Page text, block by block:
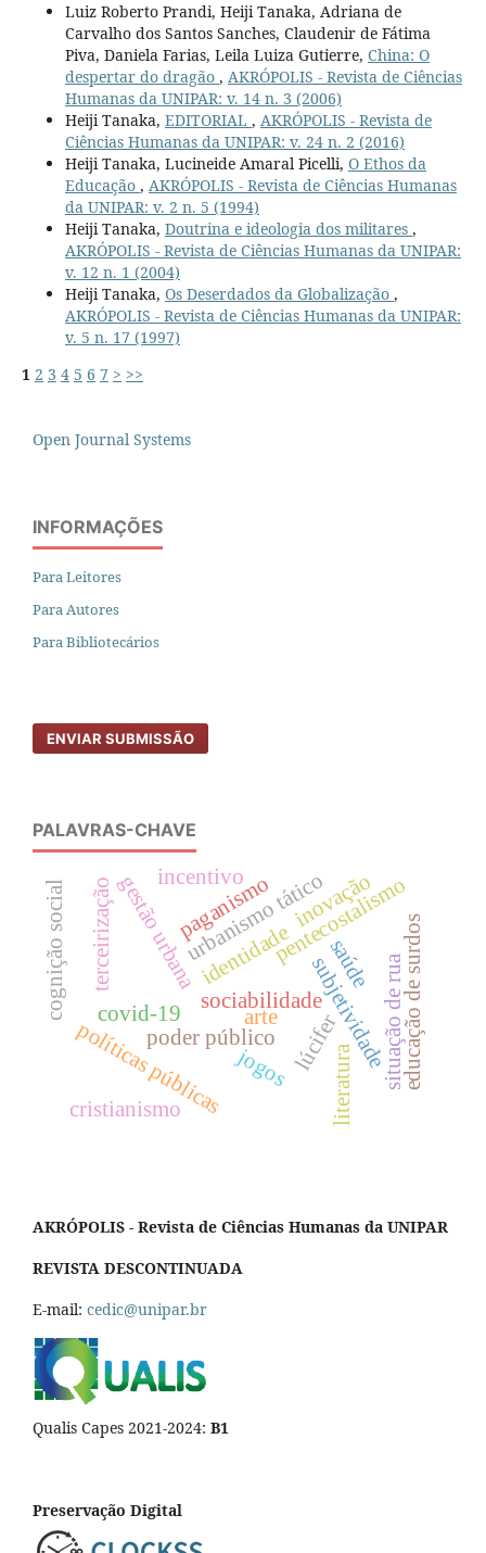
Luiz Roberto Prandi, Heiji Tanaka, Adriana de
Carvalho dos Santos Sanches, Claudenir de Fátima
Piva, Daniela Farias, Leila Luiza Gutierre, China: O
despertar do dragão , AKRÓPOLIS - Revista de Ciências
Humanas da UNIPAR: v. 14 n. 3 (2006)
Heiji Tanaka, EDITORIAL , AKRÓPOLIS - Revista de
Ciências Humanas da UNIPAR: v. 24 n. 2 (2016)
Heiji Tanaka, Lucineide Amaral Picelli, O Ethos da
Educação , AKRÓPOLIS - Revista de Ciências Humanas
da UNIPAR: v. 2 n. 5 (1994)
Heiji Tanaka, Doutrina e ideologia dos militares ,
AKRÓPOLIS - Revista de Ciências Humanas da UNIPAR:
v. 12 n. 1 (2004)
Heiji Tanaka, Os Deserdados da Globalização ,
AKRÓPOLIS - Revista de Ciências Humanas da UNIPAR:
v. 5 n. 17 (1997)
1 2 3 4 5 6 7 > >>
Open Journal Systems
INFORMAÇÕES
Para Leitores
Para Autores
Para Bibliotecários
ENVIAR SUBMISSÃO
PALAVRAS-CHAVE
covid-19 sociabilidade
políticas públicas
gestão urbanaurbanismo tático
identidadesubjetividade
pentecostalismo
cognição social
poder público
arte situação de rua
lúcifer
cristianismo
paganismo
educação de surdos
literatura
saúde
terceirização
jogos
incentivo inovação
AKRÓPOLIS - Revista de Ciências Humanas da UNIPAR
REVISTA DESCONTINUADA
E-mail: cedic@unipar.br
Qualis Capes 2021-2024: B1
Preservação Digital